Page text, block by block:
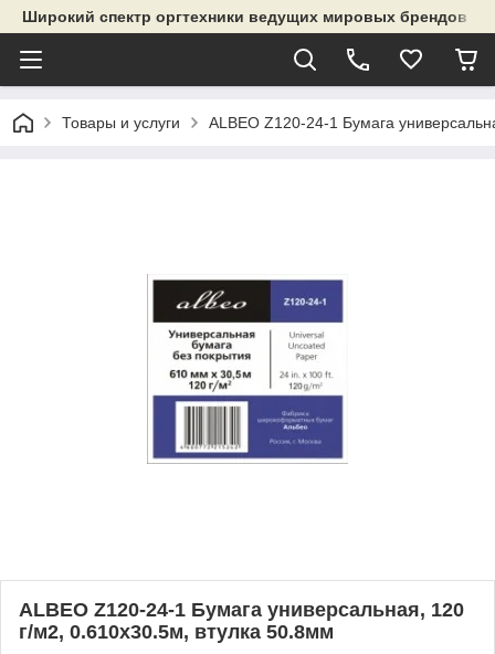
Широкий спектр оргтехники ведущих мировых брендов и
Товары и услуги ALBEO Z120-24-1 Бумага
ALBEO Z120-24-1 Бумага универсальная, 120
г/м2, 0.610х30.5м, втулка 50.8мм